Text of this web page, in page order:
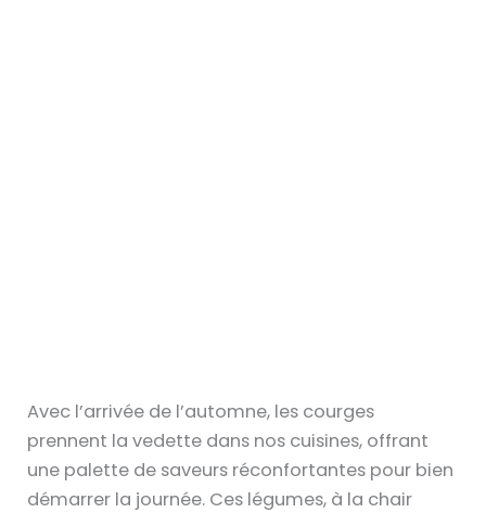
Avec l’arrivée de l’automne, les courges
prennent la vedette dans nos cuisines, offrant
une palette de saveurs réconfortantes pour bien
démarrer la journée. Ces légumes, à la chair